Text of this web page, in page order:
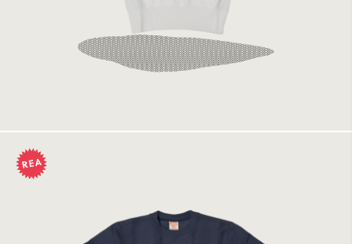
Champion Crewneck Sweatshirt White